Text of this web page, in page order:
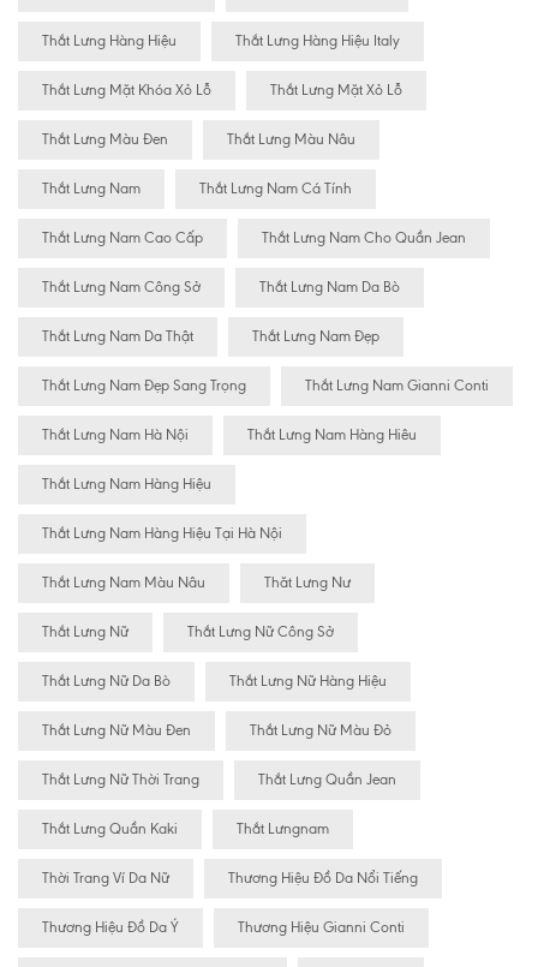
Thắt Lưng Hàng Hiệu Thắt Lưng Hàng Hiệu Italy
Thắt Lưng Mặt Khóa Xỏ Lỗ Thắt Lưng Mặt Xỏ Lỗ
Thắt Lưng Màu Đen Thắt Lưng Màu Nâu
Thắt Lưng Nam Thắt Lưng Nam Cá Tính
Thắt Lưng Nam Cao Cấp Thắt Lưng Nam Cho Quần Jean
Thắt Lưng Nam Công Sở Thắt Lưng Nam Da Bò
Thắt Lưng Nam Da Thật Thắt Lưng Nam Đẹp
Thắt Lưng Nam Đẹp Sang Trọng Thắt Lưng Nam Gianni Conti
Thắt Lưng Nam Hà Nội Thắt Lưng Nam Hàng Hiêu
Thắt Lưng Nam Hàng Hiệu
Thắt Lưng Nam Hàng Hiệu Tại Hà Nội
Thắt Lưng Nam Màu Nâu Thăt Lưng Nư
Thắt Lưng Nữ Thắt Lưng Nữ Công Sở
Thắt Lưng Nữ Da Bò Thắt Lưng Nữ Hàng Hiệu
Thắt Lưng Nữ Màu Đen Thắt Lưng Nữ Màu Đỏ
Thắt Lưng Nữ Thời Trang Thắt Lưng Quần Jean
Thắt Lưng Quần Kaki Thắt Lưngnam
Thời Trang Ví Da Nữ Thương Hiệu Đồ Da Nổi Tiếng
Thương Hiệu Đồ Da Ý Thương Hiệu Gianni Conti